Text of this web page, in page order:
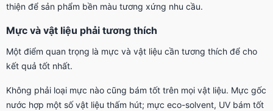
thiện để sản phẩm bền màu tương xứng nhu cầu.
Mực và vật liệu phải tương thích
Một điểm quan trọng là mực và vật liệu cần tương thích để cho
kết quả tốt nhất.
Không phải loại mực nào cũng bám tốt trên mọi vật liệu. Mực gốc
nước hợp một số vật liệu thấm hút; mực eco-solvent, UV bám tốt